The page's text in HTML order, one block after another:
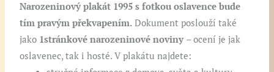
Narozeninový plakát 1995 s fotkou oslavence bude
tím pravým překvapením. Dokument poslouží také
jako 1stránkové narozeninové noviny – ocení je jak
oslavenec, tak i hosté. V plakátu najdete: